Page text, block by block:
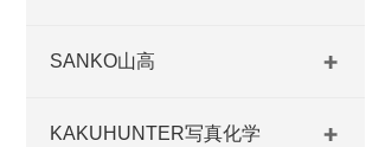
SANKO山高
KAKUHUNTER写真化学